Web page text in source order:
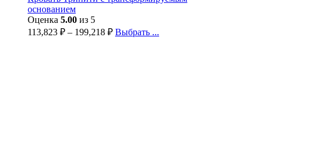
основанием
Оценка 5.00из 5
113,823 ₽– 199,218 ₽ Выбрать ...